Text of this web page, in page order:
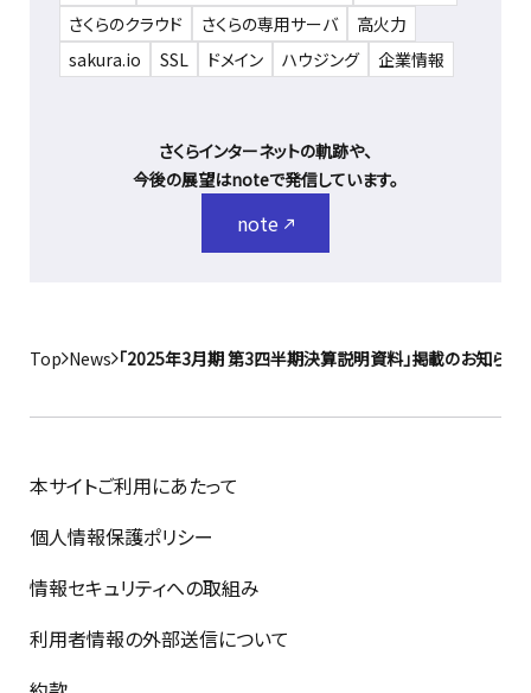
さくらのクラウド
さくらの専用サーバ
高火力
sakura.io
SSL ドメイン ハウジング 企業情報
さくらインターネットの軌跡や、
今後の展望はnoteで発信しています。
note
Top News 「2025年3月期 第3四半期決算説明資料」掲載のお知らせ
本サイトご利用にあたって
個人情報保護ポリシー
情報セキュリティへの取組み
利用者情報の外部送信について